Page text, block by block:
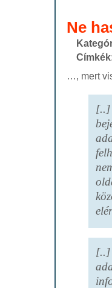
Ne
…, mert
[..]
[..]